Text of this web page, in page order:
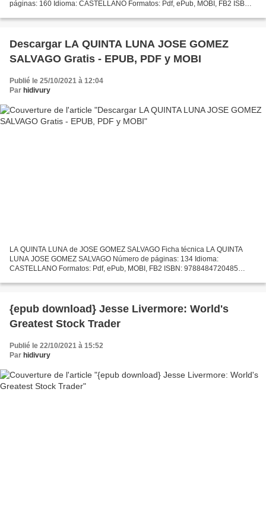
páginas: 160 Idioma: CASTELLANO Formatos: Pdf, ePub, MOBI, FB2 ISBN:
eBook...
Descargar LA QUINTA LUNA JOSE GOMEZ
SALVAGO Gratis - EPUB, PDF y MOBI
Publié le 25/10/2021 à 12:04
Par hidivury
LA QUINTA LUNA de JOSE GOMEZ SALVAGO Ficha técnica LA QUINTA
LUNA JOSE GOMEZ SALVAGO Número de páginas: 134 Idioma:
CASTELLANO Formatos: Pdf, ePub, MOBI, FB2 ISBN: 9788484720485
Descarga...
{epub download} Jesse Livermore: World's
Greatest Stock Trader
Publié le 22/10/2021 à 15:52
Par hidivury